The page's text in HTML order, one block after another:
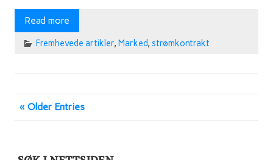
Read more
Fremhevede artikler, Marked, strømkontrakt
« Older Entries